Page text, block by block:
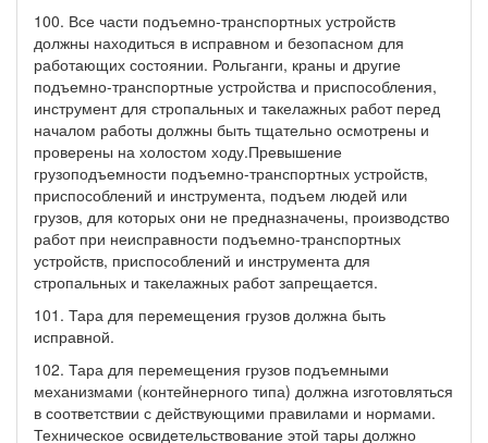
100. Все части подъемно-транспортных устройств
должны находиться в исправном и безопасном для
работающих состоянии. Рольганги, краны и другие
подъемно-транспортные устройства и приспособления,
инструмент для стропальных и такелажных работ перед
началом работы должны быть тщательно осмотрены и
проверены на холостом ходу.Превышение
грузоподъемности подъемно-транспортных устройств,
приспособлений и инструмента, подъем людей или
грузов, для которых они не предназначены, производство
работ при неисправности подъемно-транспортных
устройств, приспособлений и инструмента для
стропальных и такелажных работ запрещается.
101. Тара для перемещения грузов должна быть
исправной.
102. Тара для перемещения грузов подъемными
механизмами (контейнерного типа) должна изготовляться
в соответствии с действующими правилами и нормами.
Техническое освидетельствование этой тары должно